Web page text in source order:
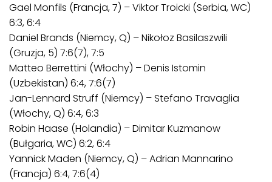
Gael Monfils (Francja, 7) – Viktor Troicki (Serbia, WC)
6:3, 6:4
Daniel Brands (Niemcy, Q) – Nikołoz Basilaszwili
(Gruzja, 5) 7:6(7), 7:5
Matteo Berrettini (Włochy) – Denis Istomin
(Uzbekistan) 6:4, 7:6(7)
Jan-Lennard Struff (Niemcy) – Stefano Travaglia
(Włochy, Q) 6:4, 6:3
Robin Haase (Holandia) – Dimitar Kuzmanow
(Bułgaria, WC) 6:2, 6:4
Yannick Maden (Niemcy, Q) – Adrian Mannarino
(Francja) 6:4, 7:6(4)